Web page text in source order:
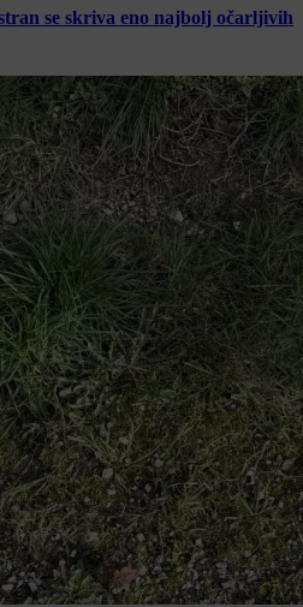
se skriva eno najbolj očarljivih